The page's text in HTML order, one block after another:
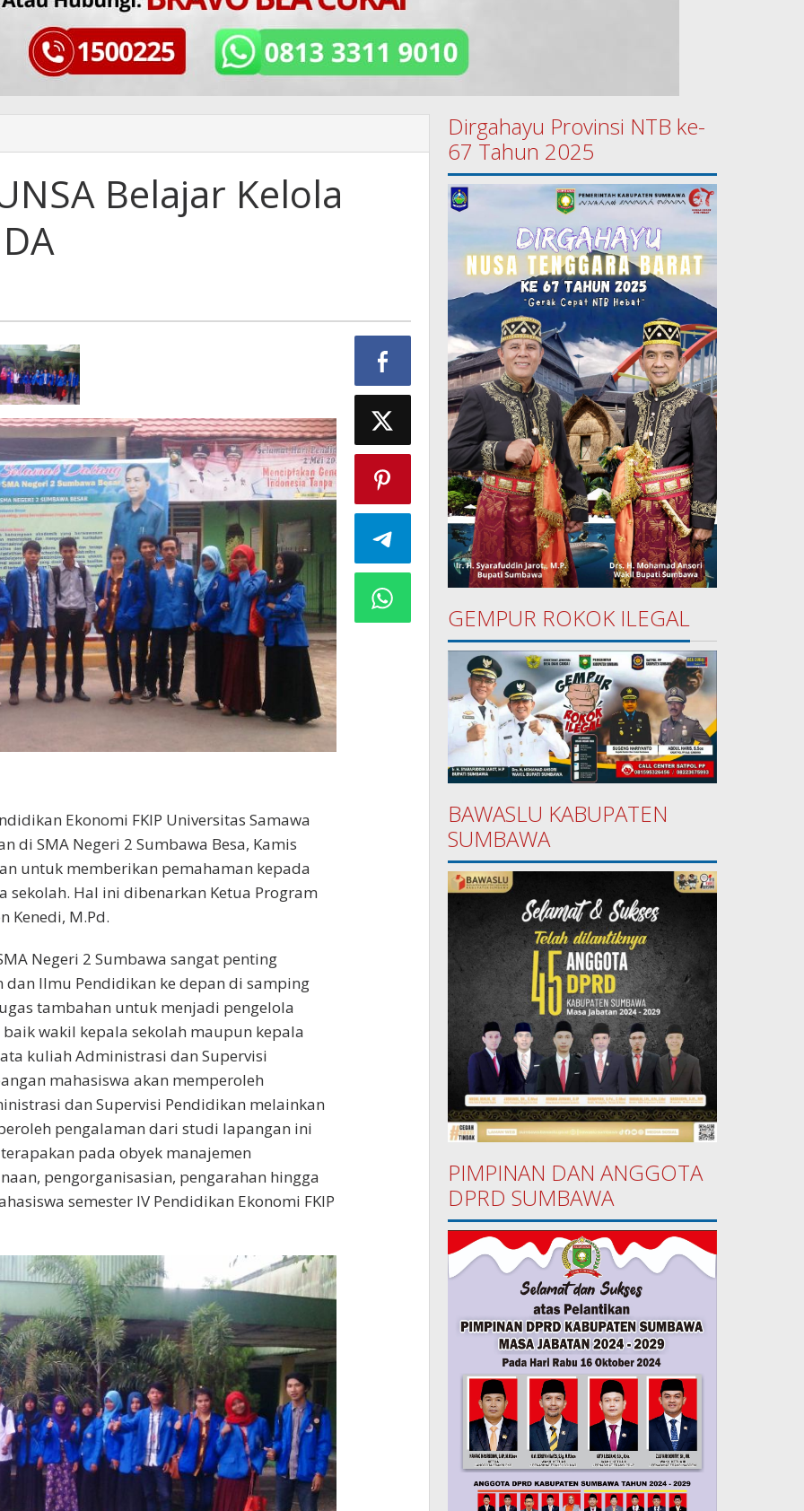
Belajar Kelola
Ekonomi FKIP Universitas Samawa
di SMA Negeri 2 Sumbawa Besa, Kamis
untuk memberikan pemahaman kepada
Hal ini dibenarkan Ketua Program
Kenedi, M.Pd.
Negeri 2 Sumbawa sangat penting
Ilmu Pendidikan ke depan di samping
tambahan untuk menjadi pengelola
wakil kepala sekolah maupun kepala
kuliah Administrasi dan Supervisi
mahasiswa akan memperoleh
dan Supervisi Pendidikan melainkan
pengalaman dari studi lapangan ini
pada obyek manajemen
pengorganisasian, pengarahan hingga
semester IV Pendidikan Ekonomi FKIP
Dirgahayu Provinsi NTB ke-
67 Tahun 2025
GEMPUR ROKOK ILEGAL
BAWASLU KABUPATEN
SUMBAWA
PIMPINAN DAN ANGGOTA
DPRD SUMBAWA